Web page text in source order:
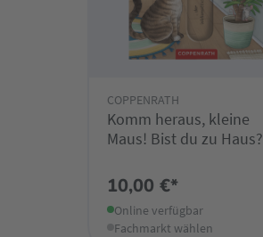
COPPENRATH
Komm heraus, kleine
Maus! Bist du zu Haus?
10,00 €*
Online verfügbar
Fachmarkt wählen